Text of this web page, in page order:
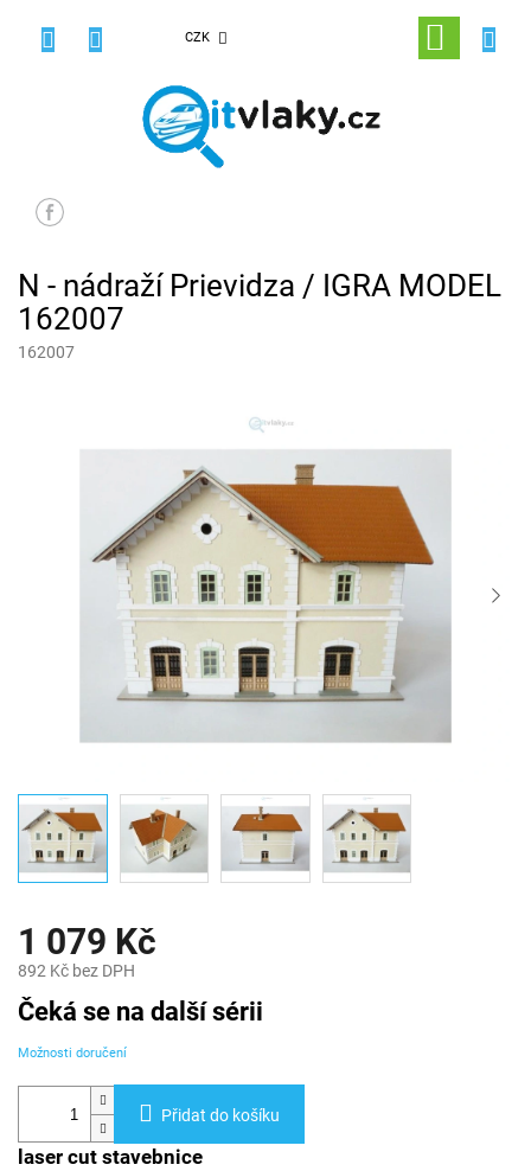
CZK
NÁKUPNÍ
KOŠÍK
N - nádraží Prievidza / IGRA MODEL
162007
162007
1 079 Kč
892 Kč bez DPH
Měrná
cena:
Čeká se na další sérii
Možnosti doručení
Přidat do košíku
laser cut stavebnice